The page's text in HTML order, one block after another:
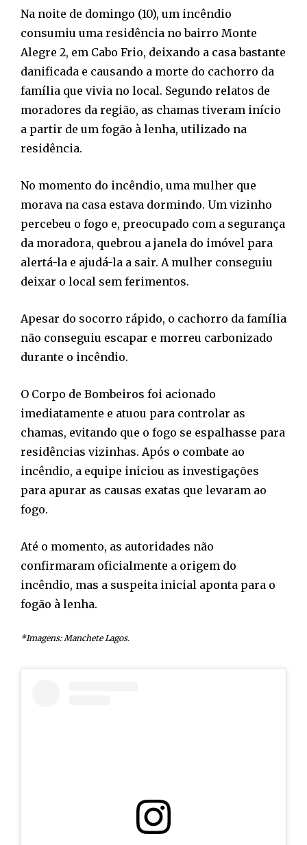
Na noite de domingo (10), um incêndio
consumiu uma residência no bairro Monte
Alegre 2, em Cabo Frio, deixando a casa bastante
danificada e causando a morte do cachorro da
família que vivia no local. Segundo relatos de
moradores da região, as chamas tiveram início
a partir de um fogão à lenha, utilizado na
residência.
No momento do incêndio, uma mulher que
morava na casa estava dormindo. Um vizinho
percebeu o fogo e, preocupado com a segurança
da moradora, quebrou a janela do imóvel para
alertá-la e ajudá-la a sair. A mulher conseguiu
deixar o local sem ferimentos.
Apesar do socorro rápido, o cachorro da família
não conseguiu escapar e morreu carbonizado
durante o incêndio.
O Corpo de Bombeiros foi acionado
imediatamente e atuou para controlar as
chamas, evitando que o fogo se espalhasse para
residências vizinhas. Após o combate ao
incêndio, a equipe iniciou as investigações
para apurar as causas exatas que levaram ao
fogo.
Até o momento, as autoridades não
confirmaram oficialmente a origem do
incêndio, mas a suspeita inicial aponta para o
fogão à lenha.
*Imagens: Manchete Lagos.